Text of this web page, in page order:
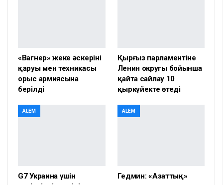
«Вагнер» жеке әскерінің
қаруы мен техникасы
орыс армиясына
берілді
Қырғыз парламентіне
Ленин округы бойынша
қайта сайлау 10
қыркүйекте өтеді
ALEM
G7 Украина үшін
ALEM
Гедмин: «Азаттық»